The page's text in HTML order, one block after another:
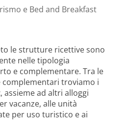
e Bed and Breakfast
le strutture ricettive sono
nelle tipologia
e complementare. Tra le
troviamo i
, assieme ad altri alloggi
vacanze, alle unità
per uso turistico e ai